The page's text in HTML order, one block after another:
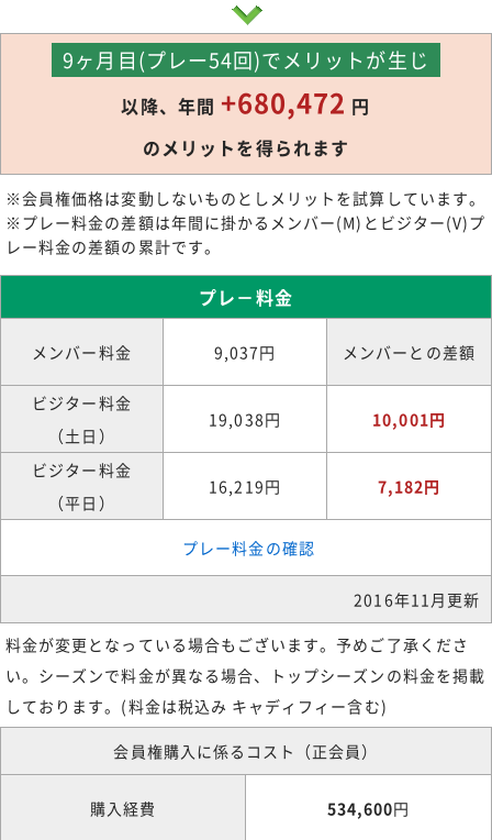
9ヶ月目(プレー54回)でメリットが生じ
以降、年間 +680,472 円
のメリットを得られます
※会員権価格は変動しないものとしメリットを試算しています。
※プレー料金の差額は年間に掛かるメンバー(M)とビジター(V)プ
レー料金の差額の累計です。
プレ－料金
メンバー料金 9,037円 メンバーとの差額
ビジター料金
（土日）
19,038円 10,001円
ビジター料金
（平日）
16,219円 7,182円
プレー料金の確認
2016年11月更新
料金が変更となっている場合もございます。予めご了承くださ
い。シーズンで料金が異なる場合、トップシーズンの料金を掲載
しております。(料金は税込み キャディフィー含む)
会員権購入に係るコスト（正会員）
購入経費 534,600円